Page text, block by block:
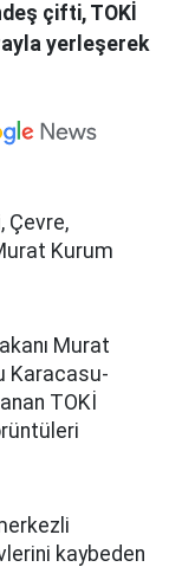
çifti, TOKİ
yerleşerek
Çevre,
Kurum
Murat
Karacasu-
TOKİ
kaybeden